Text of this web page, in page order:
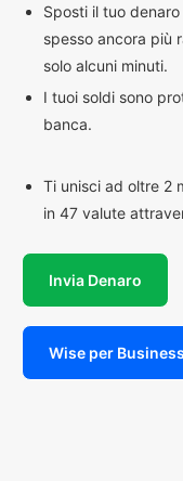
Sposti il tuo
spesso ancora più
solo alcuni minuti.
I tuoi soldi sono
banca.
Ti unisci ad oltre 2
in 47 valute
Invia Denaro
Wise per Business